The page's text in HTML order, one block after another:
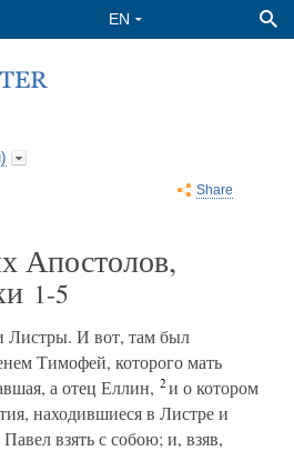
Share
Апостолов,
1-5
Листры. И вот, там был
Тимофей, которого мать
а отец Еллин, 2и о котором
находившиеся в Листре и
взять с собою; и, взяв,